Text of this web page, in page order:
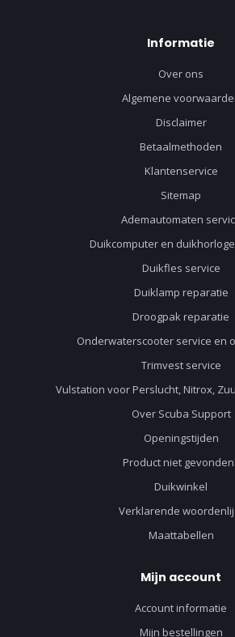
Informatie
Over ons
Algemene
Disclaimer
Betaalmethoden
Klantenservice
Sitemap
Ademautomaten
Duikcomputer en
Duikfles service
Duiklamp reparatie
Droogpak reparatie
Onderwaterscooter service en
Trimvest service
Vulstation voor Perslucht, Nitrox,
Over Scuba Support
Openingstijden
Product niet
Duikwinkel
Verklarende
Maattabellen
Mijn account
Account informatie
Mijn bestellingen